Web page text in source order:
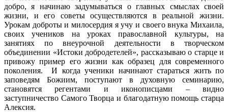
добро, я начинаю задумываться о главных смыслах своей
жизни, и его советы осуществляются в реальной жизни.
Урокам доброты и милосердия я учу и своего внука Михаила,
своих учеников на уроках православной культуры, на
занятиях по внеурочной деятельности в творческом
объединении «Истоки добродетелей», рассказываю о старце и
привожу пример его жизни как образец для современного
поколения. И когда ученики начинают стараться жить по
заповедям Божиим, поступают в духовную семинарию,
становятся регентами и иконописцами – видно
заступничество Самого Творца и благодатную помощь старца
Алексия.